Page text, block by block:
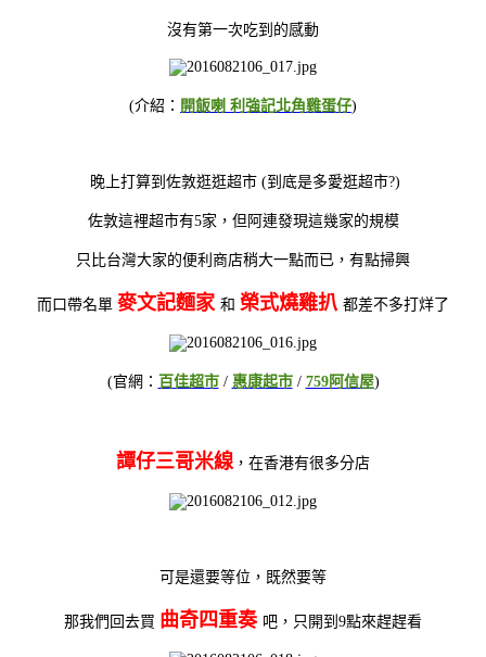
沒有第一次吃到的感動
(介紹： 開飯喇 利強記北角雞蛋仔)
晚上打算到佐敦逛逛超市 (到底是多愛逛超市?)
佐敦這裡超市有5家，但阿連發現這幾家的規模
只比台灣大家的便利商店稍大一點而已，有點掃興
而口帶名單 麥文記麵家 和 榮式燒雞扒 都差不多打烊了
(官網： 百佳超市/ 惠康起市/ 759阿信屋)
譚仔三哥米線 ，在香港有很多分店
可是還要等位，既然要等
那我們回去買 曲奇四重奏 吧，只開到9點來趕趕看